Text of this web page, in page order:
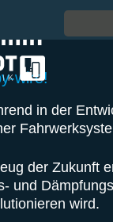
wire!
in der
der Zukunft
und
wird.